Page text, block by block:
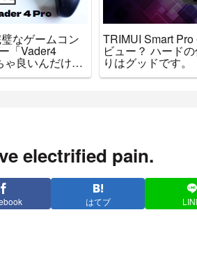
なゲームコン
「Vader4
ゃ良いんだけど
TRIMUI Smart Pro
ビュー？ ハード
りはグッドです。
electrified pain.
はてブ